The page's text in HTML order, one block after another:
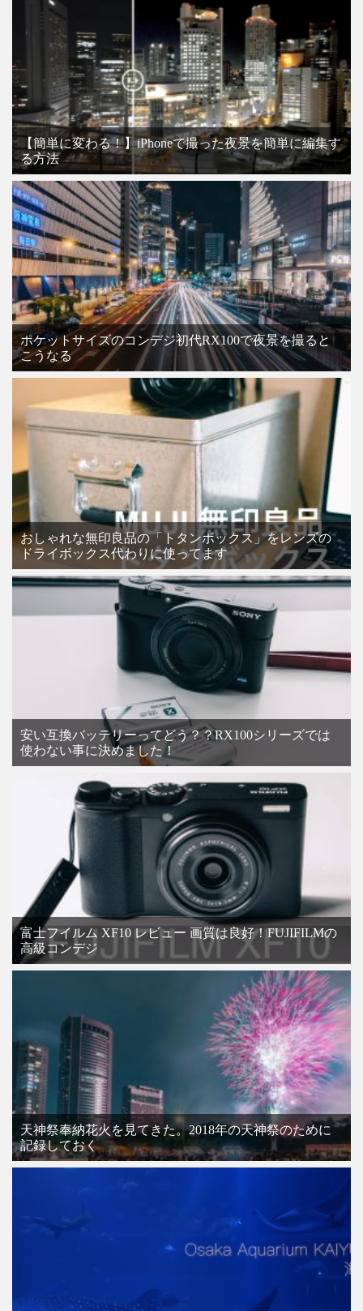
【簡単に変わる！】iPhoneで撮った夜景を簡単に編集す
る方法
ポケットサイズのコンデジ初代RX100で夜景を撮ると
こうなる
おしゃれな無印良品の「トタンボックス」をレンズの
ドライボックス代わりに使ってます
安い互換バッテリーってどう？？RX100シリーズでは
使わない事に決めました！
富士フイルム XF10 レビュー 画質は良好！FUJIFILMの
高級コンデジ
天神祭奉納花火を見てきた。2018年の天神祭のために
記録しておく